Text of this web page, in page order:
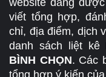
viết tổng hợp,
chỉ, địa điểm, dịch
danh sách liệt kê
BÌNH CHỌN. Các
tổng hợp ý kiến